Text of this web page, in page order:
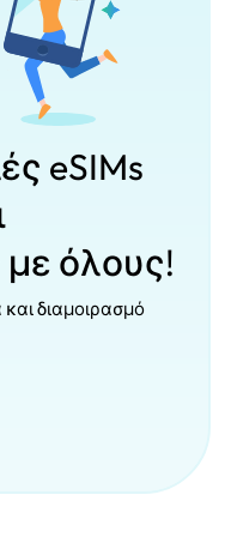
eSIMs
με όλους!
διαμοιρασμό